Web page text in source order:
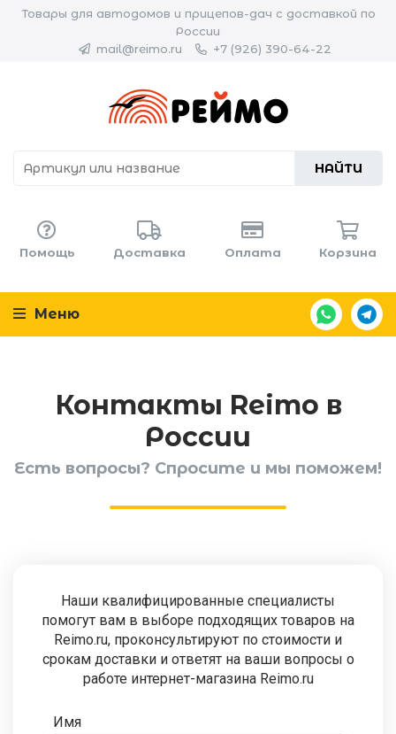
Товары для автодомов и прицепов-дач с доставкой по
России
mail@reimo.ru
+7 (926) 390-64-22
НАЙТИ
Помощь Доставка Оплата Корзина
Меню
Контакты Reimo в
России
Есть вопросы? Спросите и мы поможем!
Наши квалифицированные специалисты
помогут вам в выборе подходящих товаров на
Reimo.ru, проконсультируют по стоимости и
срокам доставки и ответят на ваши вопросы о
работе интернет-магазина Reimo.ru
Имя